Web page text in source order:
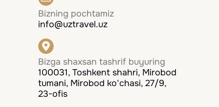
Bizning pochtamiz
info@uztravel.uz
Bizga shaxsan tashrif buyuring
100031, Toshkent shahri, Mirobod
tumani, Mirobod ko‘chasi, 27/9,
23-ofis